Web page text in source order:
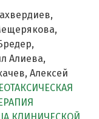
Алиева,
Алексей